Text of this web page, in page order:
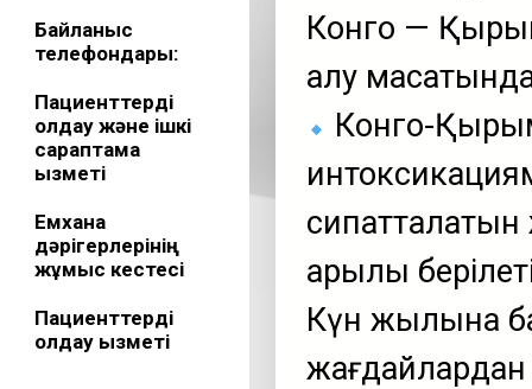
Байланыс
телефондары:
Пациенттерді
қолдау және ішкі
сараптама
қызметі
Емхана
дәрігерлерінің
жұмыс кестесі
Пациенттерді
қолдау қызметі
Конго —
алу
Конго-
арқылы
Күн жылына
жағдайлардан